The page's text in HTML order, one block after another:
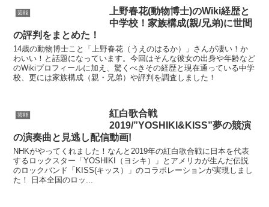
芸能
上野春花(動物博士)のWiki経歴と
中学校！家族構成(親/兄弟)に世間
の評判をまとめた！
14歳の動物博士こと「上野春花（うえのはるか）」さんが凄い！か
わいい！と話題になっています。今回はそんな彼女の出身や年齢など
のWikiプロフィールに加え、驚くべきその経歴と現在通っている中学
校、更には家族構成（親・兄弟）や評判を調査しました！
芸能
紅白歌合戦
2019/”YOSHIKI&KISS”夢の競演
の演奏曲と見逃し配信動画!
NHKがやってくれました！なんと2019年の紅白歌合戦に日本を代表
するロックスター「YOSHIKI（ヨシキ）」とアメリカが生んだ伝説
のロックバンド「KISS(キッス）」のコラボレーションが実現しまし
た！ 日本全国のロッ...